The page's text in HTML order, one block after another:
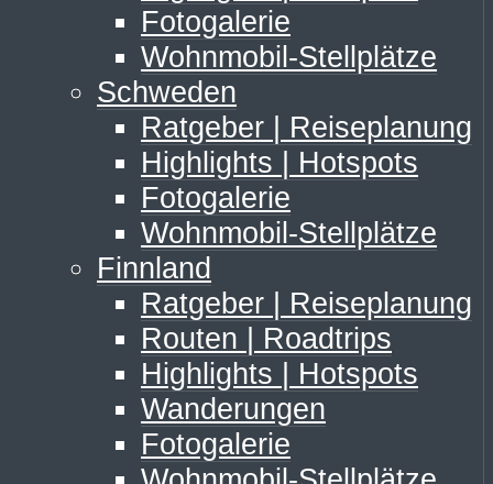
Fotogalerie
Wohnmobil-Stellplätze
Schweden
Ratgeber | Reiseplanung
Highlights | Hotspots
Fotogalerie
Wohnmobil-Stellplätze
Finnland
Ratgeber | Reiseplanung
Routen | Roadtrips
Highlights | Hotspots
Wanderungen
Fotogalerie